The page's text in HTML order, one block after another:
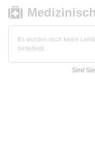
Es wurden noch keine
hinterlegt.
Sind